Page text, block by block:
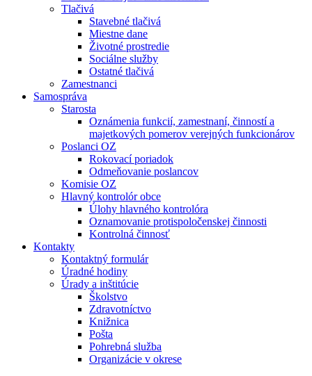
Tlačivá
Stavebné tlačivá
Miestne dane
Životné prostredie
Sociálne služby
Ostatné tlačivá
Zamestnanci
Samospráva
Starosta
Oznámenia funkcií, zamestnaní, činností a
majetkových pomerov verejných funkcionárov
Poslanci OZ
Rokovací poriadok
Odmeňovanie poslancov
Komisie OZ
Hlavný kontrolór obce
Úlohy hlavného kontrolóra
Oznamovanie protispoločenskej činnosti
Kontrolná činnosť
Kontakty
Kontaktný formulár
Úradné hodiny
Úrady a inštitúcie
Školstvo
Zdravotníctvo
Knižnica
Pošta
Pohrebná služba
Organizácie v okrese